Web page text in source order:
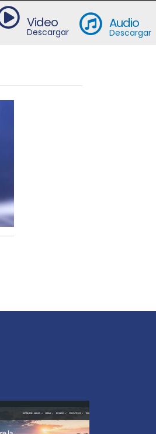
Video
Descargar
Audio
Descargar